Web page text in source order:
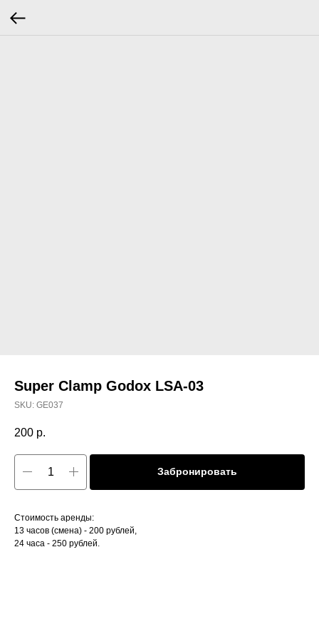
Super Clamp Godox LSA-03
SKU: GE037
200 р.
Забронировать
Стоимость аренды:
13 часов (смена) - 200 рублей,
24 часа - 250 рублей.